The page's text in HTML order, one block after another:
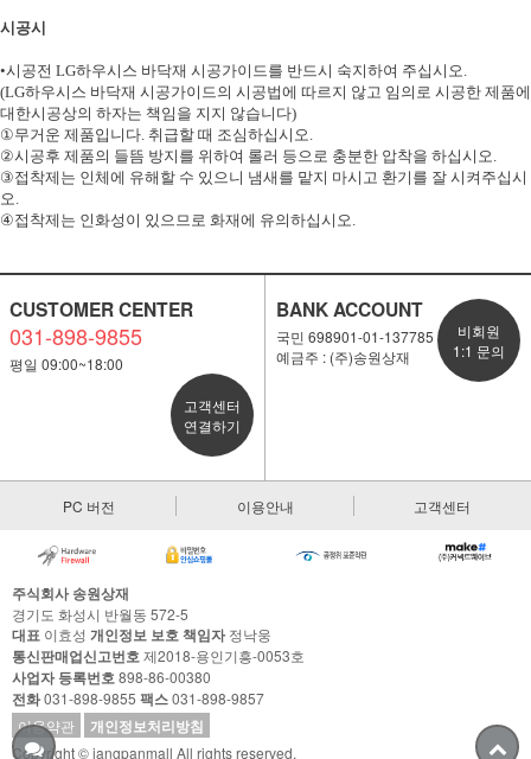
시공시
•시공전 LG하우시스 바닥재 시공가이드를 반드시 숙지하여 주십시오.
(LG하우시스 바닥재 시공가이드의 시공법에 따르지 않고 임의로 시공한 제품에
대한시공상의 하자는 책임을 지지 않습니다)
①무거운 제품입니다. 취급할 때 조심하십시오.
②시공후 제품의 들뜸 방지를 위하여 롤러 등으로 충분한 압착을 하십시오.
③접착제는 인체에 유해할 수 있으니 냄새를 맡지 마시고 환기를 잘 시켜주십시
오.
④접착제는 인화성이 있으므로 화재에 유의하십시오.
CUSTOMER CENTER
031-898-9855
평일 09:00~18:00
고객센터
연결하기
BANK ACCOUNT
국민 698901-01-137785
예금주 : (주)송원상재
비회원
1:1 문의
PC 버전 이용안내 고객센터
주식회사 송원상재
경기도 화성시 반월동 572-5
대표 이효성 개인정보 보호 책임자정낙웅
통신판매업신고번호제2018-용인기흥-0053호
사업자 등록번호898-86-00380
전화031-898-9855 팩스031-898-9857
이용약관
개인정보처리방침
Copyright © jangpanmall All rights reserved.